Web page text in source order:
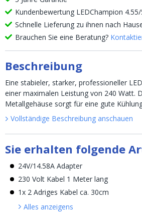
Kundenbewertung LEDChampion
Schnelle Lieferung zu ihnen nach
Brauchen Sie eine Beratung?
Beschreibung
Eine stabieler, starker, professioneller
einer maximalen Leistung von 240 Watt.
Metallgehäuse sorgt für eine gute
Vollständige Beschreibung anschauen
Sie erhalten folgende
24V/14.58A Adapter
230 Volt Kabel 1 Meter lang
1x 2 Adriges Kabel ca. 30cm
Alles anzeigens